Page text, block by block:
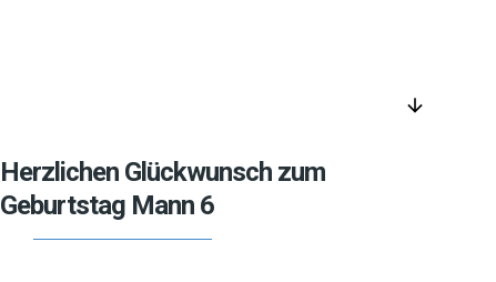
arrow_downward
Herzlichen Glückwunsch zum
Geburtstag Mann 6